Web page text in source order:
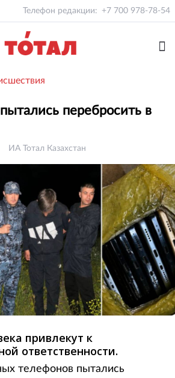
Телефон редакции: +7 700 978-78-54
перебросить в
ИА Тотал Казахстан
привлекут к
ответственности.
телефонов пытались